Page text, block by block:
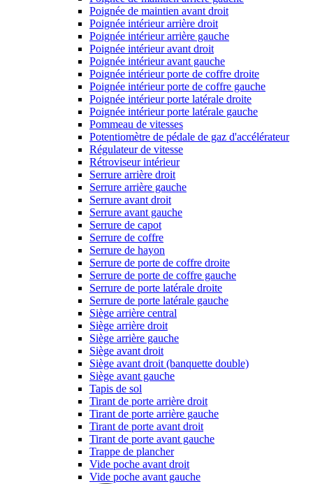
Poignée de maintien avant droit
Poignée intérieur arrière droit
Poignée intérieur arrière gauche
Poignée intérieur avant droit
Poignée intérieur avant gauche
Poignée intérieur porte de coffre droite
Poignée intérieur porte de coffre gauche
Poignée intérieur porte latérale droite
Poignée intérieur porte latérale gauche
Pommeau de vitesses
Potentiomètre de pédale de gaz d'accélérateur
Régulateur de vitesse
Rétroviseur intérieur
Serrure arrière droit
Serrure arrière gauche
Serrure avant droit
Serrure avant gauche
Serrure de capot
Serrure de coffre
Serrure de hayon
Serrure de porte de coffre droite
Serrure de porte de coffre gauche
Serrure de porte latérale droite
Serrure de porte latérale gauche
Siège arrière central
Siège arrière droit
Siège arrière gauche
Siège avant droit
Siège avant droit (banquette double)
Siège avant gauche
Tapis de sol
Tirant de porte arrière droit
Tirant de porte arrière gauche
Tirant de porte avant droit
Tirant de porte avant gauche
Trappe de plancher
Vide poche avant droit
Vide poche avant gauche